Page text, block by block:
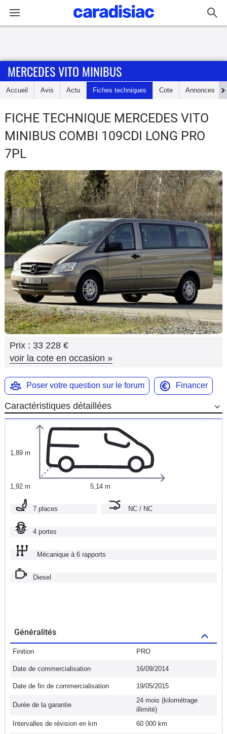
Accueil
Essais
Guide
d'achat
Electriques
Utilitaires
Flottes
Auto
Services
Forum
Moto
Marques
MERCEDES VITO MINIBUS
Accueil Avis Actu Fiches techniques Cote Annonces
FICHE TECHNIQUE MERCEDES VITO
MINIBUS COMBI 109CDI LONG PRO
7PL
Prix : 33 228 €
voir la cote en occasion »
Poser votre question sur le forum Financer
Caractéristiques détaillées
1,89 m
1,92 m 5,14 m
7 places NC / NC
4 portes
Mécanique à 6 rapports
Diesel
Généralités
Finition PRO
Date de commercialisation 16/09/2014
Date de fin de commercialisation 19/05/2015
Durée de la garantie
24 mois (kilométrage
illimité)
Intervalles de révision en km
60 000 km